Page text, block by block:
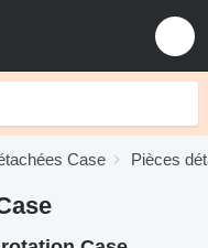
Case Pièces